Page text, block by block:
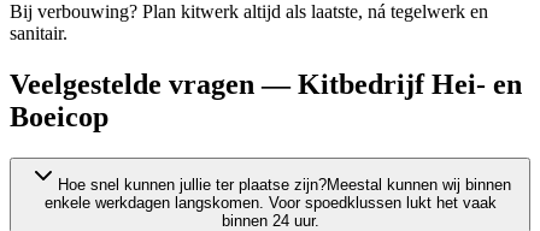
Bij verbouwing? Plan kitwerk altijd als laatste, ná tegelwerk en
sanitair.
Veelgestelde vragen — Kitbedrijf Hei- en
Boeicop
Hoe snel kunnen jullie ter plaatse zijn?Meestal kunnen wij binnen
enkele werkdagen langskomen. Voor spoedklussen lukt het vaak
binnen 24 uur.